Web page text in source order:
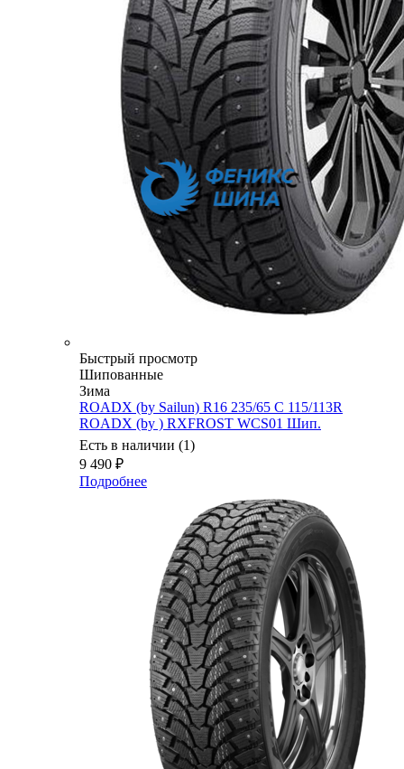
Быстрый просмотр
Шипованные
Зима
ROADX (by Sailun) R16 235/65 C 115/113R
ROADX (by ) RXFROST WCS01 Шип.
Есть в наличии (1)
9 490 ₽
Подробнее